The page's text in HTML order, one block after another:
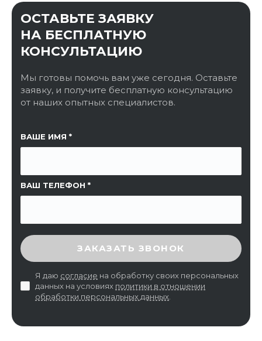
ОСТАВЬТЕ ЗАЯВКУ
НА БЕСПЛАТНУЮ
КОНСУЛЬТАЦИЮ
Мы готовы помочь вам уже сегодня. Оставьте
заявку, и получите бесплатную консультацию
от наших опытных специалистов.
ВАШЕ ИМЯ
ВАШ ТЕЛЕФОН
ССЫЛКА НА СТРАНИЦУ
ВВЕДИТЕ ПРОВЕРОЧНЫЙ КОД
ЗАКАЗАТЬ ЗВОНОК
Я даю согласие на обработку своих персональных
данных на условиях политики в отношении
обработки персональных данных